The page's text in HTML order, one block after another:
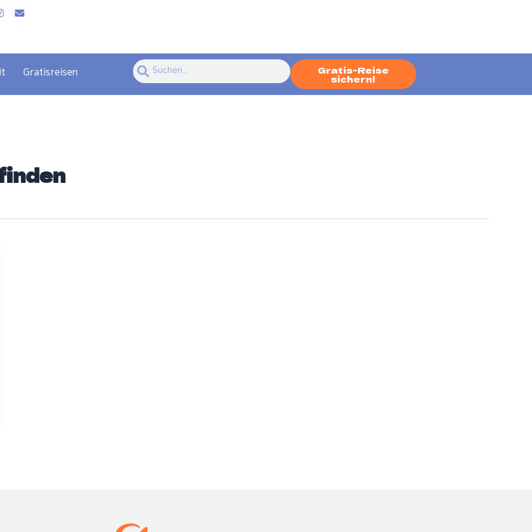
Gratisreisen
SucheSuche Gratis-Reise
sichern!